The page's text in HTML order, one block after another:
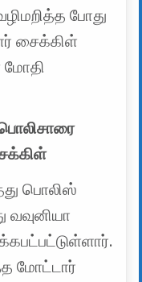
போது
சைக்கிள்
மோதி
பொலிஸ்
வவுனியா
மோட்டார்